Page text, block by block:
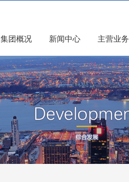
集团概况 新闻中心 主营业务